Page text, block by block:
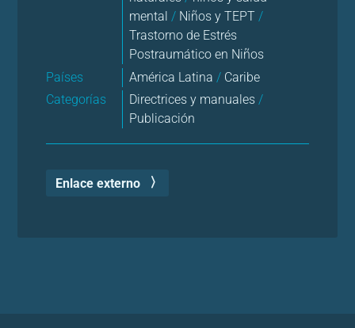
mental/ Niños y TEPT/
Trastorno de Estrés
Postraumático en Niños
Países
América Latina / Caribe
Categorías
Directrices y manuales/
Publicación
Enlace externo